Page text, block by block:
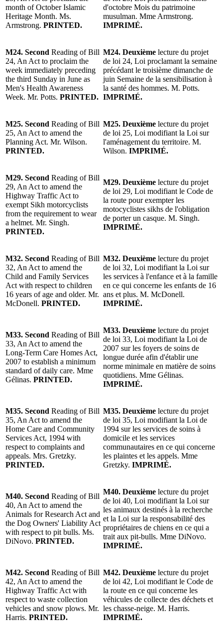
month of October Islamic
Heritage Month. Ms.
Armstrong. PRINTED.
d'octobre Mois du patrimoine
musulman. Mme Armstrong.
IMPRIMÉ.
M24. Second Reading of Bill
24, An Act to proclaim the
week immediately preceding
the third Sunday in June as
Men's Health Awareness
Week. Mr. Potts. PRINTED.
M24. Deuxième lecture du projet
de loi 24, Loi proclamant la semaine
précédant le troisième dimanche de
juin Semaine de la sensibilisation à
la santé des hommes. M. Potts.
IMPRIMÉ.
M25. Second Reading of Bill
25, An Act to amend the
Planning Act. Mr. Wilson.
PRINTED.
M25. Deuxième lecture du projet
de loi 25, Loi modifiant la Loi sur
l'aménagement du territoire. M.
Wilson. IMPRIMÉ.
M29. Second Reading of Bill
29, An Act to amend the
Highway Traffic Act to
exempt Sikh motorcyclists
from the requirement to wear
a helmet. Mr. Singh.
PRINTED.
M29. Deuxième lecture du projet
de loi 29, Loi modifiant le Code de
la route pour exempter les
motocyclistes sikhs de l'obligation
de porter un casque. M. Singh.
IMPRIMÉ.
M32. Second Reading of Bill
32, An Act to amend the
Child and Family Services
Act with respect to children
16 years of age and older. Mr.
McDonell. PRINTED.
M32. Deuxième lecture du projet
de loi 32, Loi modifiant la Loi sur
les services à l'enfance et à la famille
en ce qui concerne les enfants de 16
ans et plus. M. McDonell.
IMPRIMÉ.
M33. Second Reading of Bill
33, An Act to amend the
Long-Term Care Homes Act,
2007 to establish a minimum
standard of daily care. Mme
Gélinas. PRINTED.
M33. Deuxième lecture du projet
de loi 33, Loi modifiant la Loi de
2007 sur les foyers de soins de
longue durée afin d'établir une
norme minimale en matière de soins
quotidiens. Mme Gélinas.
IMPRIMÉ.
M35. Second Reading of Bill
35, An Act to amend the
Home Care and Community
Services Act, 1994 with
respect to complaints and
appeals. Mrs. Gretzky.
PRINTED.
M35. Deuxième lecture du projet
de loi 35, Loi modifiant la Loi de
1994 sur les services de soins à
domicile et les services
communautaires en ce qui concerne
les plaintes et les appels. Mme
Gretzky. IMPRIMÉ.
M40. Second Reading of Bill
40, An Act to amend the
Animals for Research Act and
the Dog Owners' Liability Act
with respect to pit bulls. Ms.
DiNovo. PRINTED.
M40. Deuxième lecture du projet
de loi 40, Loi modifiant la Loi sur
les animaux destinés à la recherche
et la Loi sur la responsabilité des
propriétaires de chiens en ce qui a
trait aux pit-bulls. Mme DiNovo.
IMPRIMÉ.
M42. Second Reading of Bill
42, An Act to amend the
Highway Traffic Act with
respect to waste collection
vehicles and snow plows. Mr.
Harris. PRINTED.
M42. Deuxième lecture du projet
de loi 42, Loi modifiant le Code de
la route en ce qui concerne les
véhicules de collecte des déchets et
les chasse-neige. M. Harris.
IMPRIMÉ.